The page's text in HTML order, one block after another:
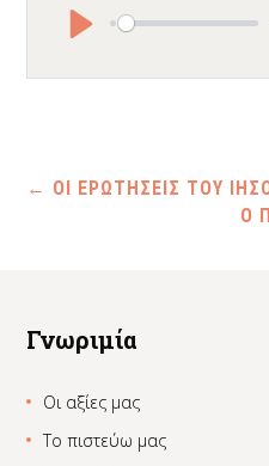
← ΟΙ ΕΡΩΤΗΣΕΙΣ ΤΟΥ
Ο
Γνωριμία
Οι αξίες μας
Το πιστεύω μας